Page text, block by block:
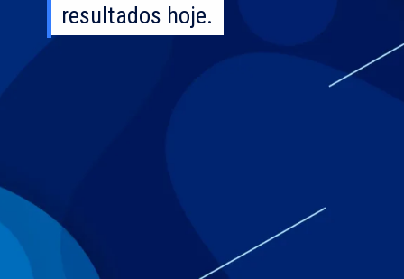
resultados hoje.
resultados hoje.